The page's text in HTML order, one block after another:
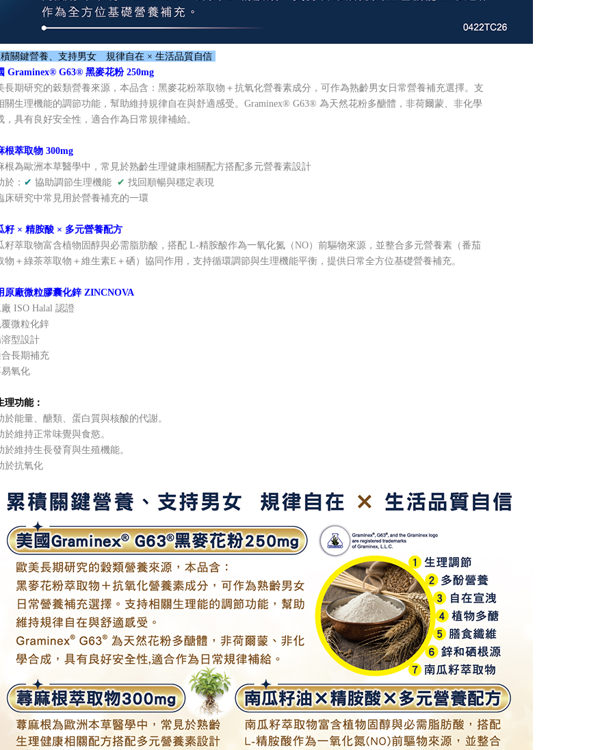
關鍵營養、支持男女 規律自在 × 生活品質自信
Graminex® G63® 黑麥花粉 250mg
長期研究的穀類營養來源，本品含：黑麥花粉萃取物＋抗氧化營養素成分，可作為熟齡男女日常營養補充選擇。支
關生理機能的調節功能，幫助維持規律自在與舒適感受。Graminex® G63® 為天然花粉多醣體，非荷爾蒙、非化學
，具有良好安全性，適合作為日常規律補給。
根萃取物 300mg
根為歐洲本草醫學中，常見於熟齡生理健康相關配方搭配多元營養素設計
於： ✔ 協助調節生理機能 ✔ 找回順暢與穩定表現
床研究中常見用於營養補充的一環
籽 × 精胺酸 × 多元營養配方
籽萃取物富含植物固醇與必需脂肪酸，搭配 L-精胺酸作為一氧化氮（NO）前驅物來源，並整合多元營養素（番茄
物＋綠茶萃取物＋維生素E＋硒）協同作用，支持循環調節與生理機能平衡，提供日常全方位基礎營養補充。
原廠微粒膠囊化鋅 ZINCNOVA
廠 ISO Halal 認證
覆微粒化鋅
溶型設計
合長期補充
易氧化
理功能：
於能量、醣類、蛋白質與核酸的代謝。
於維持正常味覺與食慾。
於維持生長發育與生殖機能。
於抗氧化